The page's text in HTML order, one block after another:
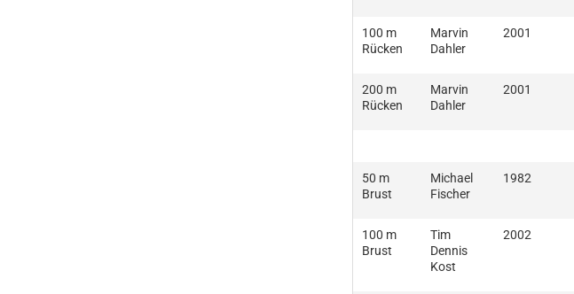
100 m
Rücken
Marvin
Dahler
2001
200 m
Rücken
Marvin
Dahler
2001
50 m
Brust
Michael
Fischer
1982
100 m
Brust
Tim
Dennis
Kost
2002